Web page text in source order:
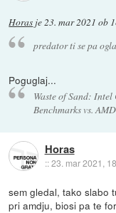
Horas je23. mar 2021 ob
predator ti se pa
Poguglaj...
Waste of Sand:
Benchmarks vs.
Horas
::23. mar 2021,
sem gledal, tako slabo
pri amdju, biosi pa te